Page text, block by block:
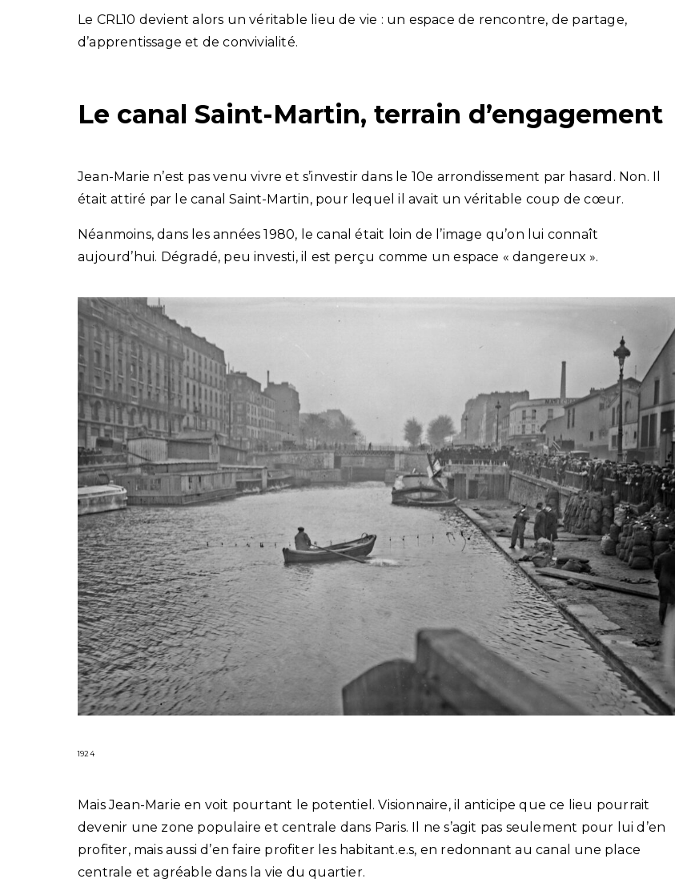
Le CRL10 devient alors un véritable lieu de vie : un espace de rencontre, de partage,
d’apprentissage et de convivialité.
Le canal Saint-Martin, terrain d’engagement
Jean-Marie n’est pas venu vivre et s’investir dans le 10e arrondissement par hasard. Non. Il
était attiré par le canal Saint-Martin, pour lequel il avait un véritable coup de cœur.
Néanmoins, dans les années 1980, le canal était loin de l’image qu’on lui connaît
aujourd’hui. Dégradé, peu investi, il est perçu comme un espace « dangereux ».
1924
Mais Jean-Marie en voit pourtant le potentiel. Visionnaire, il anticipe que ce lieu pourrait
devenir une zone populaire et centrale dans Paris. Il ne s’agit pas seulement pour lui d’en
profiter, mais aussi d’en faire profiter les habitant.e.s, en redonnant au canal une place
centrale et agréable dans la vie du quartier.